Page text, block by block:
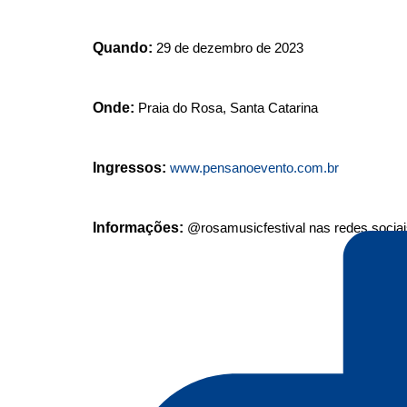
Quando: 29 de dezembro de 2023
Onde: Praia do Rosa, Santa Catarina
Ingressos: www.pensanoevento.com.br
Informações: @rosamusicfestival nas redes